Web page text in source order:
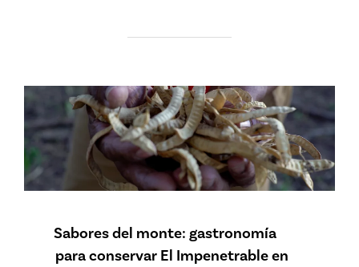
Sabores del monte: gastronomía
para conservar El Impenetrable en